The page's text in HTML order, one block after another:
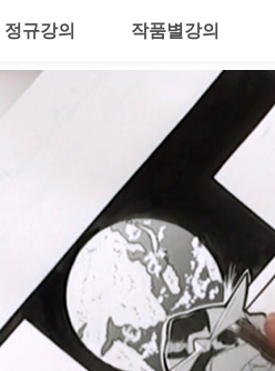
정규강의 작품별강의